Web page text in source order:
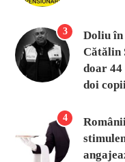
3
Doliu
Cătălin
doar 44
doi copii
4